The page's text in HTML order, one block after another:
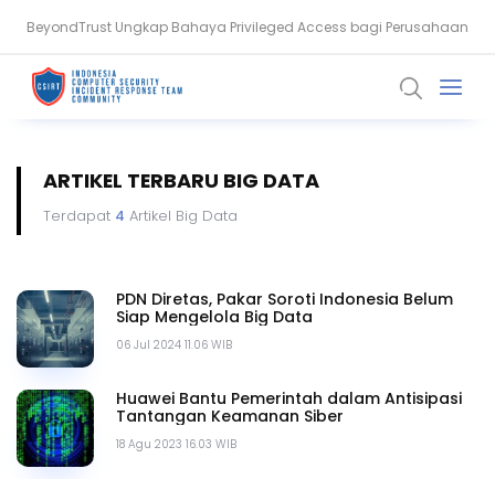
BeyondTrust Ungkap Bahaya Privileged Access bagi Perusahaan
Serangan Siber Terkoordinasi Ganggu Layanan Air di Minnesota
ARTIKEL TERBARU BIG DATA
Terdapat 4 Artikel Big Data
06 Jul 2024 11.06 WIB
PDN Diretas, Pakar Soroti Indonesia Belum
Siap Mengelola Big Data
18 Agu 2023 16.03 WIB
Huawei Bantu Pemerintah dalam Antisipasi
Tantangan Keamanan Siber